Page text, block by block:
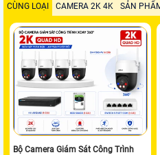
CÙNG LOẠI CAMERA 2K 4K SẢN
Bộ Camera Giám Sát Công Trình